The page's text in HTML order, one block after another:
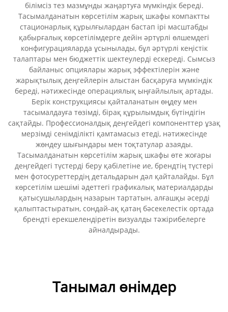
білімсіз тез мазмұнды жаңартуға мүмкіндік береді.
Тасымалданатын көрсетілім жарық шкафы компактты
стационарлық құрылғылардан бастап ірі масштабды
қабырғалық көрсетілімдерге дейін әртүрлі өлшемдегі
конфигурацияларда ұсынылады, бұл әртүрлі кеңістік
талаптары мен бюджеттік шектеулерді ескереді. Сымсыз
байланыс опциялары жарық эффектілерін және
жарықтылық деңгейлерін алыстан басқаруға мүмкіндік
береді, нәтижесінде операциялық ыңғайлылық артады.
Берік конструкциясы қайталанатын өңдеу мен
тасымалдауға төзімді, бірақ құрылымдық бүтіндігін
сақтайды. Профессионалдық деңгейдегі компоненттер ұзақ
мерзімді сенімділікті қамтамасыз етеді, нәтижесінде
жөндеу шығындары мен тоқтатулар азаяды.
Тасымалданатын көрсетілім жарық шкафы өте жоғары
деңгейдегі түстерді беру қабілетіне ие, брендтің түстері
мен фотосуреттердің детальдарын дәл қайталайды. Бұл
көрсетілім шешімі әдеттегі графикалық материалдарды
қатысушылардың назарын тартатын, алғашқы әсерді
қалыптастыратын, сондай-ақ қатаң бәсекелестік ортада
брендті ерекшелендіретін визуалды тәжірибелерге
айналдырады.
Танымал өнімдер